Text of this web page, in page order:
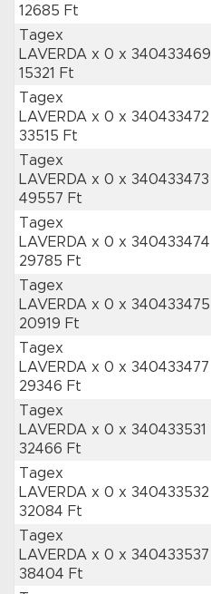
12685 Ft
Tagex
LAVERDA x 0 x 340433469
15321 Ft
Tagex
LAVERDA x 0 x 340433472
33515 Ft
Tagex
LAVERDA x 0 x 340433473
49557 Ft
Tagex
LAVERDA x 0 x 340433474
29785 Ft
Tagex
LAVERDA x 0 x 340433475
20919 Ft
Tagex
LAVERDA x 0 x 340433477
29346 Ft
Tagex
LAVERDA x 0 x 340433531
32466 Ft
Tagex
LAVERDA x 0 x 340433532
32084 Ft
Tagex
LAVERDA x 0 x 340433537
38404 Ft